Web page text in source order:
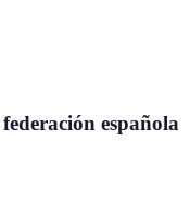
española